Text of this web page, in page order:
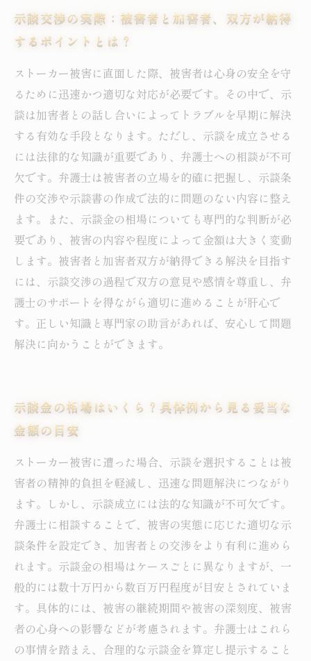
示談交渉の実際：被害者と加害者、双方が納得
するポイントとは？
ストーカー被害に直面した際、被害者は心身の安全を守
るために迅速かつ適切な対応が必要です。その中で、示
談は加害者との話し合いによってトラブルを早期に解決
する有効な手段となります。ただし、示談を成立させる
には法律的な知識が重要であり、弁護士への相談が不可
欠です。弁護士は被害者の立場を的確に把握し、示談条
件の交渉や示談書の作成で法的に問題のない内容に整え
ます。また、示談金の相場についても専門的な判断が必
要であり、被害の内容や程度によって金額は大きく変動
します。被害者と加害者双方が納得できる解決を目指す
には、示談交渉の過程で双方の意見や感情を尊重し、弁
護士のサポートを得ながら適切に進めることが肝心で
す。正しい知識と専門家の助言があれば、安心して問題
解決に向かうことができます。
示談金の相場はいくら？具体例から見る妥当な
金額の目安
ストーカー被害に遭った場合、示談を選択することは被
害者の精神的負担を軽減し、迅速な問題解決につながり
ます。しかし、示談成立には法的な知識が不可欠です。
弁護士に相談することで、被害の実態に応じた適切な示
談条件を設定でき、加害者との交渉をより有利に進めら
れます。示談金の相場はケースごとに異なりますが、一
般的には数十万円から数百万円程度が目安とされていま
す。具体的には、被害の継続期間や被害の深刻度、被害
者の心身への影響などが考慮されます。弁護士はこれら
の事情を踏まえ、合理的な示談金を算定し提示すること